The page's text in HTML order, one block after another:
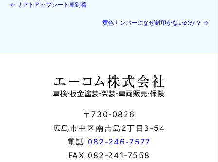
← リフトアップシート車到着
黄色ナンバーになぜ封印がないのか？ →
〒730-0826
広島市中区南吉島2丁目3-54
電話 082-246-7577
FAX 082-241-7558